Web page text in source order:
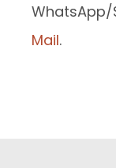
WhatsApp/
Mail.